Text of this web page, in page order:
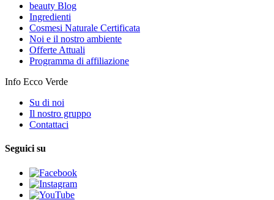
beauty Blog
Ingredienti
Cosmesi Naturale Certificata
Noi e il nostro ambiente
Offerte Attuali
Programma di affiliazione
Info Ecco Verde
Su di noi
Il nostro gruppo
Contattaci
Seguici su